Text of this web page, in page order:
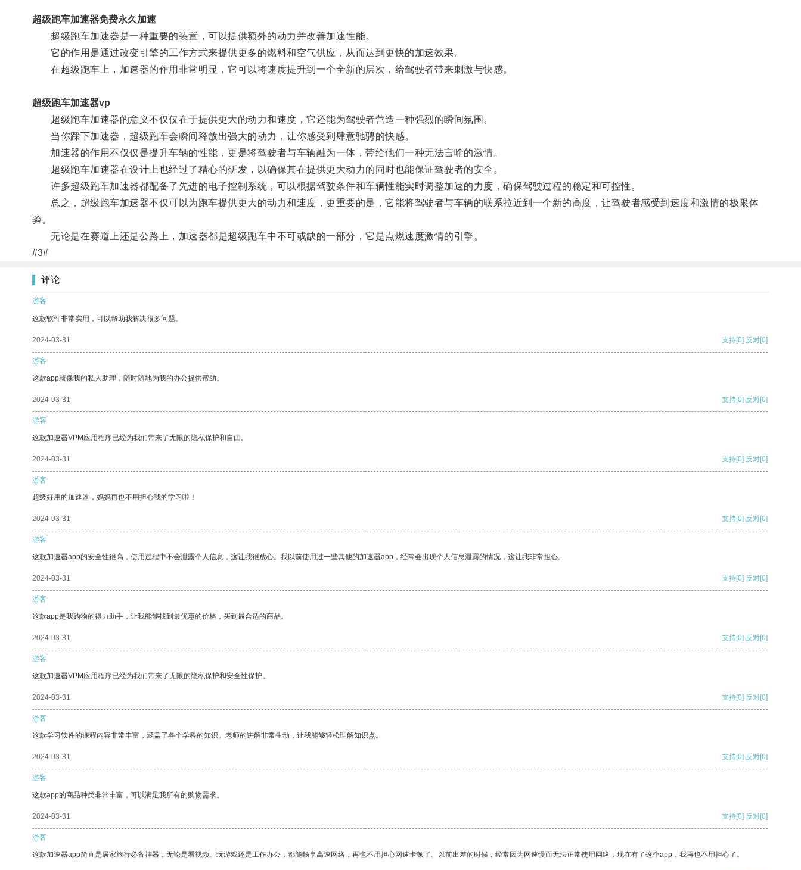
超级跑车加速器免费永久加速
超级跑车加速器是一种重要的装置，可以提供额外的动力并改善加速性能。
它的作用是通过改变引擎的工作方式来提供更多的燃料和空气供应，从而达到更快的加速效果。
在超级跑车上，加速器的作用非常明显，它可以将速度提升到一个全新的层次，给驾驶者带来刺激与快感。
超级跑车加速器vp
超级跑车加速器的意义不仅仅在于提供更大的动力和速度，它还能为驾驶者营造一种强烈的瞬间氛围。
当你踩下加速器，超级跑车会瞬间释放出强大的动力，让你感受到肆意驰骋的快感。
加速器的作用不仅仅是提升车辆的性能，更是将驾驶者与车辆融为一体，带给他们一种无法言喻的激情。
超级跑车加速器在设计上也经过了精心的研发，以确保其在提供更大动力的同时也能保证驾驶者的安全。
许多超级跑车加速器都配备了先进的电子控制系统，可以根据驾驶条件和车辆性能实时调整加速的力度，确保驾驶过程的稳定和可控性。
总之，超级跑车加速器不仅可以为跑车提供更大的动力和速度，更重要的是，它能将驾驶者与车辆的联系拉近到一个新的高度，让驾驶者感受到速度和激情的极限体
验。
无论是在赛道上还是公路上，加速器都是超级跑车中不可或缺的一部分，它是点燃速度激情的引擎。
#3#
评论
游客
这款软件非常实用，可以帮助我解决很多问题。
2024-03-31 支持[0] 反对[0]
游客
这款app就像我的私人助理，随时随地为我的办公提供帮助。
2024-03-31 支持[0] 反对[0]
游客
这款加速器VPM应用程序已经为我们带来了无限的隐私保护和自由。
2024-03-31 支持[0] 反对[0]
游客
超级好用的加速器，妈妈再也不用担心我的学习啦！
2024-03-31 支持[0] 反对[0]
游客
这款加速器app的安全性很高，使用过程中不会泄露个人信息，这让我很放心。我以前使用过一些其他的加速器app，经常会出现个人信息泄露的情况，这让我非常担心。
2024-03-31 支持[0] 反对[0]
游客
这款app是我购物的得力助手，让我能够找到最优惠的价格，买到最合适的商品。
2024-03-31 支持[0] 反对[0]
游客
这款加速器VPM应用程序已经为我们带来了无限的隐私保护和安全性保护。
2024-03-31 支持[0] 反对[0]
游客
这款学习软件的课程内容非常丰富，涵盖了各个学科的知识。老师的讲解非常生动，让我能够轻松理解知识点。
2024-03-31 支持[0] 反对[0]
游客
这款app的商品种类非常丰富，可以满足我所有的购物需求。
2024-03-31 支持[0] 反对[0]
游客
这款加速器app简直是居家旅行必备神器，无论是看视频、玩游戏还是工作办公，都能畅享高速网络，再也不用担心网速卡顿了。以前出差的时候，经常因为网速慢而无法正常使用网络，现在有了这个app，我再也不用担心了。